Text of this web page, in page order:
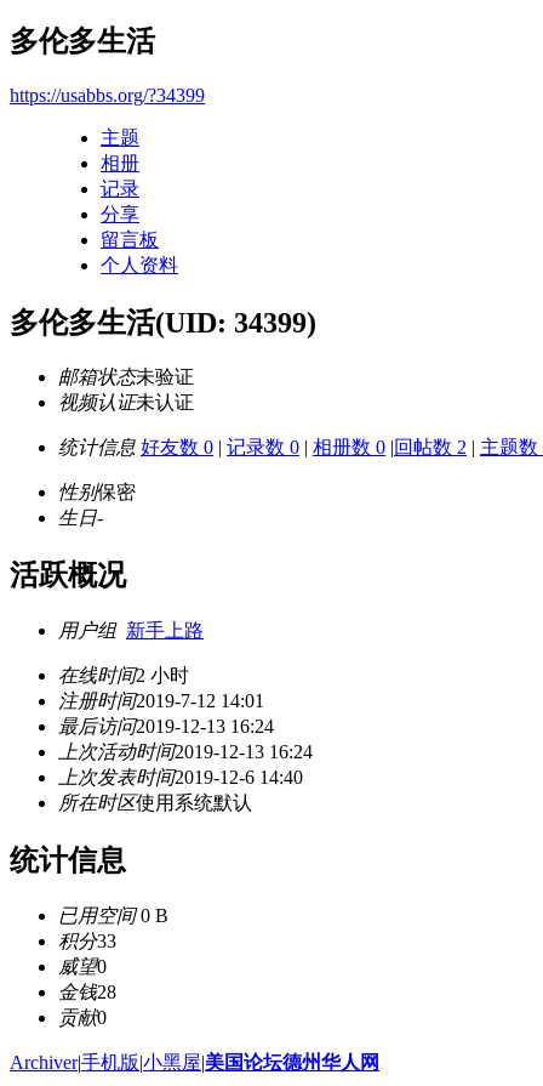
多伦多生活
https://usabbs.org/?34399
主题
相册
记录
分享
留言板
个人资料
多伦多生活(UID: 34399)
邮箱状态未验证
视频认证未认证
统计信息 好友数 0 | 记录数 0 | 相册数 0 |回帖数 2 | 主题数
性别保密
生日-
活跃概况
用户组 新手上路
在线时间2 小时
注册时间2019-7-12 14:01
最后访问2019-12-13 16:24
上次活动时间2019-12-13 16:24
上次发表时间2019-12-6 14:40
所在时区使用系统默认
统计信息
已用空间0 B
积分33
威望0
金钱28
贡献0
Archiver|手机版|小黑屋|美国论坛德州华人网